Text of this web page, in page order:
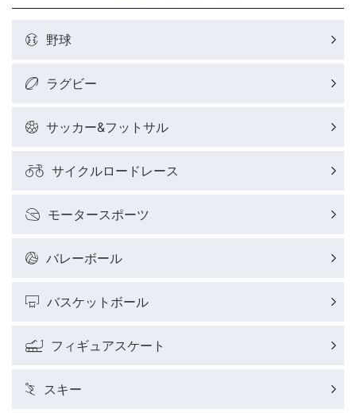
野球
ラグビー
サッカー&フットサル
サイクルロードレース
モータースポーツ
バレーボール
バスケットボール
フィギュアスケート
スキー